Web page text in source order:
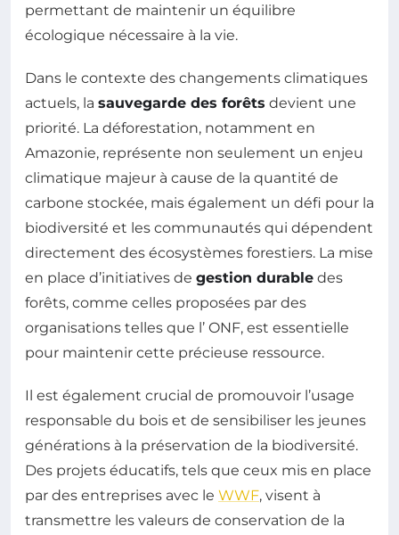
permettant de maintenir un équilibre
écologique nécessaire à la vie.
Dans le contexte des changements climatiques
actuels, la sauvegarde des forêts devient une
priorité. La déforestation, notamment en
Amazonie, représente non seulement un enjeu
climatique majeur à cause de la quantité de
carbone stockée, mais également un défi pour la
biodiversité et les communautés qui dépendent
directement des écosystèmes forestiers. La mise
en place d’initiatives de gestion durable des
forêts, comme celles proposées par des
organisations telles que l’ ONF, est essentielle
pour maintenir cette précieuse ressource.
Il est également crucial de promouvoir l’usage
responsable du bois et de sensibiliser les jeunes
générations à la préservation de la biodiversité.
Des projets éducatifs, tels que ceux mis en place
par des entreprises avec le WWF, visent à
transmettre les valeurs de conservation de la